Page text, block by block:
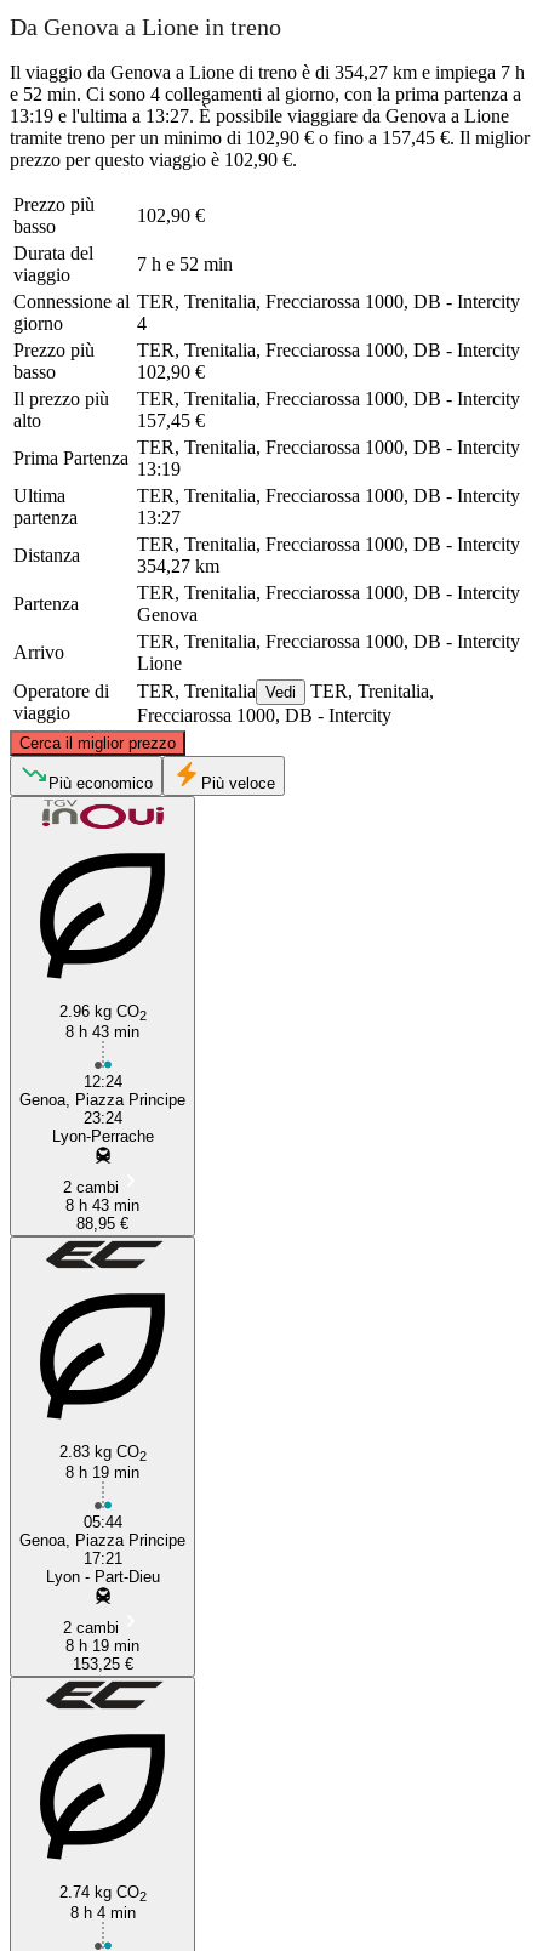
Da Genova a Lione in treno
Il viaggio da Genova a Lione di treno è di 354,27 km e impiega 7 h
e 52 min. Ci sono 4 collegamenti al giorno, con la prima partenza a
13:19 e l'ultima a 13:27. È possibile viaggiare da Genova a Lione
tramite treno per un minimo di 102,90 € o fino a 157,45 €. Il miglior
prezzo per questo viaggio è 102,90 €.
Prezzo più
basso
102,90 €
Durata del
viaggio
7 h e 52 min
Connessione al
giorno
TER, Trenitalia, Frecciarossa 1000, DB - Intercity
4
Prezzo più
basso
TER, Trenitalia, Frecciarossa 1000, DB - Intercity
102,90 €
Il prezzo più
alto
TER, Trenitalia, Frecciarossa 1000, DB - Intercity
157,45 €
Prima Partenza
TER, Trenitalia, Frecciarossa 1000, DB - Intercity
13:19
Ultima
partenza
TER, Trenitalia, Frecciarossa 1000, DB - Intercity
13:27
Distanza
TER, Trenitalia, Frecciarossa 1000, DB - Intercity
354,27 km
Partenza
TER, Trenitalia, Frecciarossa 1000, DB - Intercity
Genova
Arrivo
TER, Trenitalia, Frecciarossa 1000, DB - Intercity
Lione
Operatore di
viaggio
TER, Trenitalia Vedi
TER, Trenitalia,
Frecciarossa 1000, DB - Intercity
Cerca il miglior prezzo
Lyon
©CARTO, ©OpenStreetMap
Più economico Più veloce
2.96 kg CO2
8 h 43 min
12:24
Genoa, Piazza Principe
23:24
Lyon-Perrache
2 cambi
8 h 43 min
88,95 €
2.83 kg CO2
8 h 19 min
05:44
Genoa, Piazza Principe
17:21
Lyon - Part-Dieu
2 cambi
8 h 19 min
153,25 €
2.74 kg CO2
8 h 4 min